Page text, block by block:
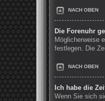
NACH OBEN
Die Forenuhr
Möglicherweise
festlegen. Die
NACH OBEN
Ich habe die
Wenn Sie sich